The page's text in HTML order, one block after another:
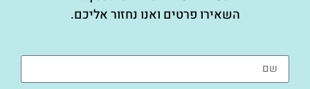
השאירו פרטים ואנו נחזור אליכם.